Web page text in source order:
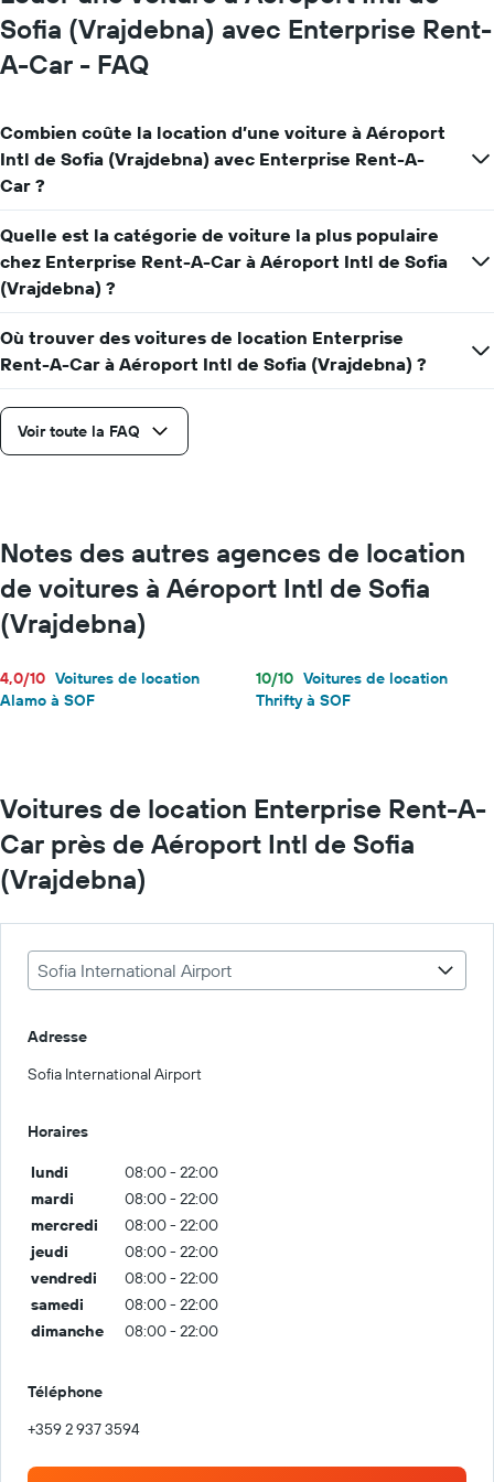
moyen
d'une
voiture
de
une
journée
Sofia (Vrajdebna) avec Enterprise Rent-
A-Car - FAQ
Combien coûte la location d’une voiture à Aéroport
Intl de Sofia (Vrajdebna) avec Enterprise Rent-A-
Car ?
Quelle est la catégorie de voiture la plus populaire
chez Enterprise Rent-A-Car à Aéroport Intl de Sofia
(Vrajdebna) ?
Où trouver des voitures de location Enterprise
Rent-A-Car à Aéroport Intl de Sofia (Vrajdebna) ?
Voir toute la FAQ
Notes des autres agences de location
de voitures à Aéroport Intl de Sofia
(Vrajdebna)
4,0/10 Voitures de location
Alamo à SOF
10/10 Voitures de location
Thrifty à SOF
Voitures de location Enterprise Rent-A-
Car près de Aéroport Intl de Sofia
(Vrajdebna)
Sofia International Airport
Adresse
Sofia International Airport
Horaires
lundi
08:00 - 22:00
mardi
08:00 - 22:00
mercredi
08:00 - 22:00
jeudi
08:00 - 22:00
vendredi
08:00 - 22:00
samedi
08:00 - 22:00
dimanche
08:00 - 22:00
Téléphone
+359 2 937 3594